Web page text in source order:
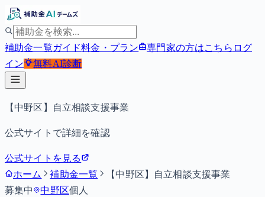
補助金一覧ガイド料金・プラン 専門家の方はこちら ログ
イン
無料AI診断
【中野区】自立相談支援事業
公式サイトで詳細を確認
公式サイトを見る
ホーム
補助金一覧
【中野区】自立相談支援事業
募集中
中野区個人